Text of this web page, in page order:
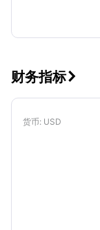
财务指标
货币: USD